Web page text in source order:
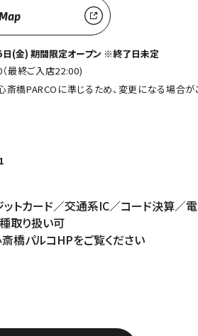
(⾦) 期間限定オープン ※終了⽇未定
最終ご入店22:00)
橋PARCOに準じるため、変更になる場合が
トカード／交通系IC／コード決算／
取り扱い可
橋パルコHPをご覧ください